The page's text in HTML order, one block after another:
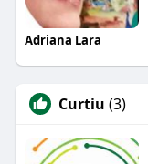
Adriana Lara
Curtiu (3)